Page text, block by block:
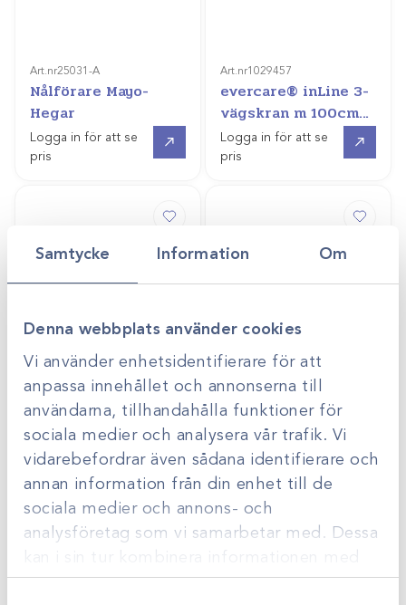
Samtycke Information Om
Denna webbplats använder cookies
Vi använder enhetsidentifierare för att
anpassa innehållet och annonserna till
användarna, tillhandahålla funktioner för
sociala medier och analysera vår trafik. Vi
vidarebefordrar även sådana identifierare och
annan information från din enhet till de
sociala medier och annons- och
analysföretag som vi samarbetar med. Dessa
annan information som du har tillhandahållit
Art.nr25031-A
Nålförare Mayo-
Hegar
Logga in för att se
pris
Art.nr1029457
evercare® inLine 3-
vägskran m 100cm
slang
Logga in för att se
pris
Art.nr1029463
Förlängningslang
infusion 200cm
Logga in för att se
Art.nr 47976
Diatermiapparat
M200 200W
Logga in för att se